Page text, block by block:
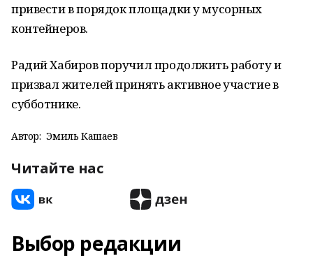
привести в порядок площадки у мусорных
контейнеров.
Радий Хабиров поручил продолжить работу и
призвал жителей принять активное участие в
субботнике.
Автор: Эмиль Кашаев
Читайте нас
Выбор редакции